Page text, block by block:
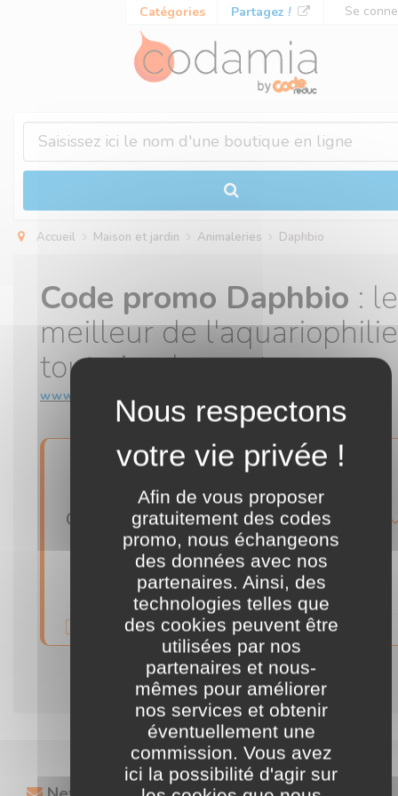
Catégories Partagez ! Se
Accueil Maison et jardin Animaleries Daphbio
Code promo Daphbio : le
meilleur de
tout simplement
www.daphbio.fr
10%
Code promo Daphbio exclusif Codamia : 10% sur le site, sans minimum d'achat
Voir le CODE ••10
Validité illimitée commentaire
Panneau de gestion des cookies
Afin de vous proposer
gratuitement des codes
promo, nous échangeons
des données avec nos
partenaires. Ainsi, des
technologies telles que
des cookies peuvent être
utilisées par nos
partenaires et nous-
mêmes pour améliorer
nos services et obtenir
éventuellement une
commission. Vous avez
ici la possibilité d'agir sur